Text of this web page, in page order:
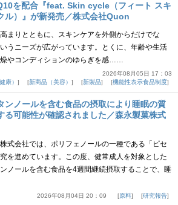
を配合『feat. Skin cycle（フィート スキ
ル）』が新発売／株式会社Quon
まりとともに、スキンケアを外側からだけでな
うニーズが広がっています。とくに、年齢や生活
やコンディションのゆらぎを感……
2026年08月05日 17：03
康）
新商品（美容） 新製品 機能性表示食品制度
ンノールを含む食品の摂取により睡眠の質
る可能性が確認されました／森永製菓株式
式会社では、ポリフェノールの一種である「ピセ
を進めています。この度、健常成人を対象とした
ノールを含む食品を4週間継続摂取することで、睡
2026年08月04日 20：09 原料 研究報告